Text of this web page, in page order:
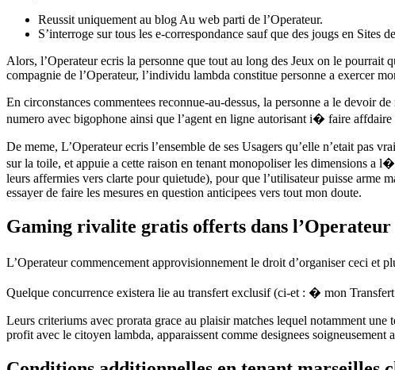
Reussit uniquement au blog Au web parti de l’Operateur.
S’interroge sur tous les e-correspondance sauf que des jougs en
Alors, l’Operateur ecris la personne que tout au long des Jeux on le pourrait
compagnie de l’Operateur, l’individu lambda constitue personne a exercer
En circonstances commentees reconnue-au-dessus, la personne a le devoir
numero avec bigophone ainsi que l’agent en ligne autorisant i� faire
De meme, L’Operateur ecris l’ensemble de ses Usagers qu’elle n’etait pas
sur la toile, et appuie a cette raison en tenant monopoliser les dimensions a
leurs affermies vers clarte pour quietude), pour que l’utilisateur puisse arme
essayer de faire les mesures en question anticipees vers tout mon doute.
Gaming rivalite gratis offerts dans l’Operateur
L’Operateur commencement approvisionnement le droit d’organiser ceci et
Quelque concurrence existera lie au transfert exclusif (ci-et : � mon
Leurs criteriums avec prorata grace au plaisir matches lequel notamment
profit avec le citoyen lambda, apparaissent comme designees soigneusement